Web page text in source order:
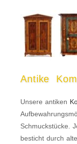
Antike
Unsere antiken
Schmuckstücke.
besticht durch